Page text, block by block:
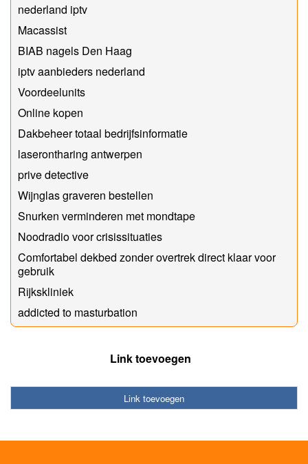
nederland iptv
Macassist
BIAB nagels Den Haag
iptv aanbieders nederland
Voordeelunits
Online kopen
Dakbeheer totaal bedrijfsinformatie
laserontharing antwerpen
prive detective
Wijnglas graveren bestellen
Snurken verminderen met mondtape
Noodradio voor crisissituaties
Comfortabel dekbed zonder overtrek direct klaar voor
gebruik
Rijkskliniek
addicted to masturbation
Link toevoegen
Link toevoegen